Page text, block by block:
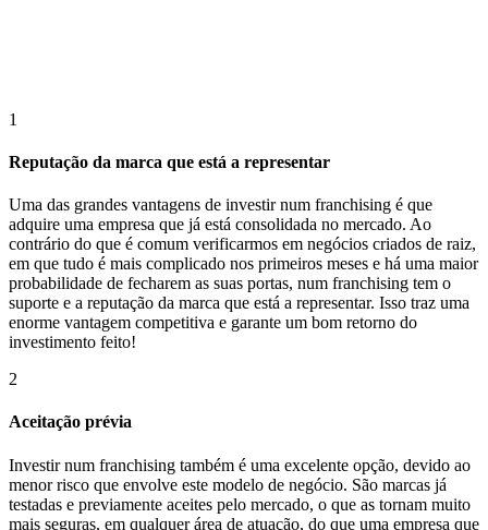
1
Reputação da marca que está a representar
Uma das grandes vantagens de investir num franchising é que
adquire uma empresa que já está consolidada no mercado. Ao
contrário do que é comum verificarmos em negócios criados de raiz,
em que tudo é mais complicado nos primeiros meses e há uma maior
probabilidade de fecharem as suas portas, num franchising tem o
suporte e a reputação da marca que está a representar. Isso traz uma
enorme vantagem competitiva e garante um bom retorno do
investimento feito!
2
Aceitação prévia
Investir num franchising também é uma excelente opção, devido ao
menor risco que envolve este modelo de negócio. São marcas já
testadas e previamente aceites pelo mercado, o que as tornam muito
mais seguras, em qualquer área de atuação, do que uma empresa que